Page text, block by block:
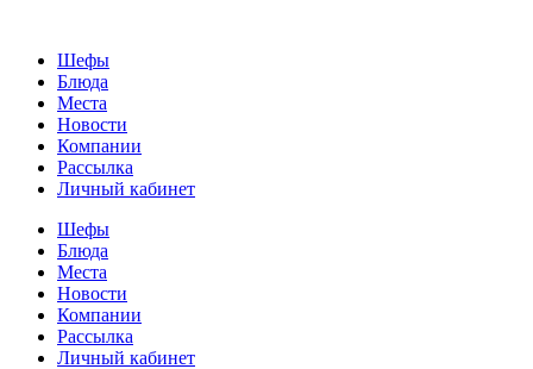
Шефы
Блюда
Места
Новости
Компании
Рассылка
Личный кабинет
Шефы
Блюда
Места
Новости
Компании
Рассылка
Личный кабинет